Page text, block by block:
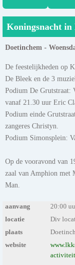
Koningsnacht in
Doetinchem -
De feestelijkheden op
De Bleek en de 3
Podium De Grutstraat:
vanaf 21.30 uur Eric
Podium einde
zangeres Christyn.
Podium Simonsplein:
Op de vooravond van
zaal van Amphion met
Man.
aanvang
20:00
locatie
Div
plaats
website